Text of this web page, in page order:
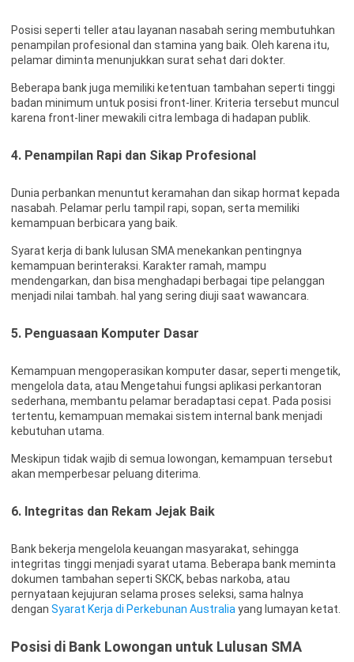
Posisi seperti teller atau layanan nasabah sering membutuhkan
penampilan profesional dan stamina yang baik. Oleh karena itu,
pelamar diminta menunjukkan surat sehat dari dokter.
Beberapa bank juga memiliki ketentuan tambahan seperti tinggi
badan minimum untuk posisi front-liner. Kriteria tersebut muncul
karena front-liner mewakili citra lembaga di hadapan publik.
4. Penampilan Rapi dan Sikap Profesional
Dunia perbankan menuntut keramahan dan sikap hormat kepada
nasabah. Pelamar perlu tampil rapi, sopan, serta memiliki
kemampuan berbicara yang baik.
Syarat kerja di bank lulusan SMA menekankan pentingnya
kemampuan berinteraksi. Karakter ramah, mampu
mendengarkan, dan bisa menghadapi berbagai tipe pelanggan
menjadi nilai tambah. hal yang sering diuji saat wawancara.
5. Penguasaan Komputer Dasar
Kemampuan mengoperasikan komputer dasar, seperti mengetik,
mengelola data, atau Mengetahui fungsi aplikasi perkantoran
sederhana, membantu pelamar beradaptasi cepat. Pada posisi
tertentu, kemampuan memakai sistem internal bank menjadi
kebutuhan utama.
Meskipun tidak wajib di semua lowongan, kemampuan tersebut
akan memperbesar peluang diterima.
6. Integritas dan Rekam Jejak Baik
Bank bekerja mengelola keuangan masyarakat, sehingga
integritas tinggi menjadi syarat utama. Beberapa bank meminta
dokumen tambahan seperti SKCK, bebas narkoba, atau
pernyataan kejujuran selama proses seleksi, sama halnya
dengan Syarat Kerja di Perkebunan Australia yang lumayan ketat.
Posisi di Bank Lowongan untuk Lulusan SMA